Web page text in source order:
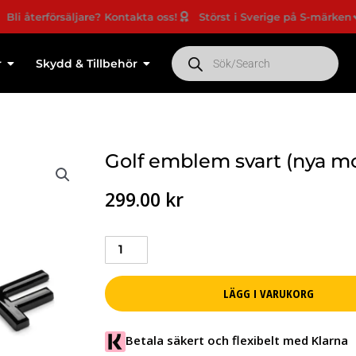
Kontakta oss! Störst i Sverige på S-märken
Skydd & Tillbehör
Products
search
Golf emblem svart (nya
299.00 kr
Golf
emblem
svart
(nya
modellen)
mängd
LÄGG I VARUKORG
Betala säkert och flexibelt med Klarna